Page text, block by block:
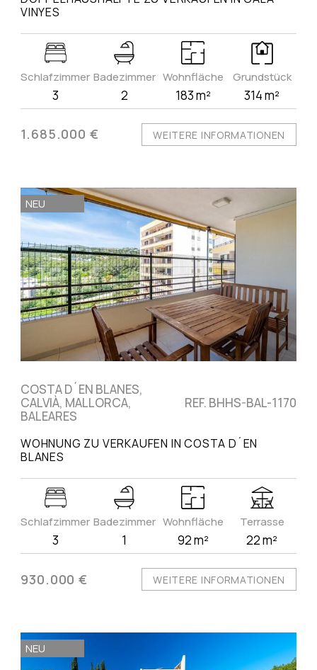
VINYES
Schlafzimmer
3
Badezimmer
2
Wohnfläche
183 m²
Grundstück
314 m²
1.685.000 € WEITERE INFORMATIONEN
NEU
COSTA D´EN BLANES,
CALVIÀ, MALLORCA,
BALEARES
REF. BHHS-BAL-1170
WOHNUNG ZU VERKAUFEN IN COSTA D´EN
BLANES
Schlafzimmer
3
Badezimmer
1
Wohnfläche
92 m²
Terrasse
22 m²
930.000 € WEITERE INFORMATIONEN
NEU